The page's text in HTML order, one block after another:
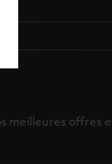
meilleures offres